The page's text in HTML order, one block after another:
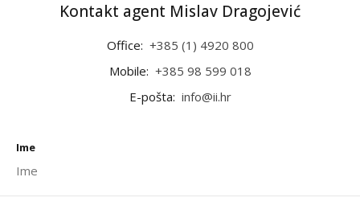
Kontakt agent Mislav Dragojević
Office: +385 (1) 4920 800
Mobile: +385 98 599 018
E-pošta: info@ii.hr
Ime